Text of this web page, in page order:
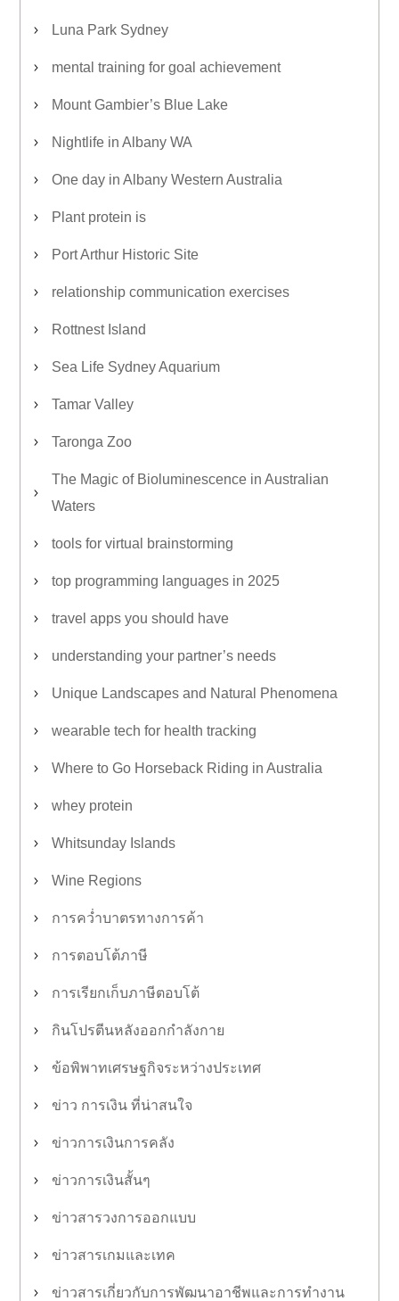
Luna Park Sydney
mental training for goal achievement
Mount Gambier’s Blue Lake
Nightlife in Albany WA
One day in Albany Western Australia
Plant protein is
Port Arthur Historic Site
relationship communication exercises
Rottnest Island
Sea Life Sydney Aquarium
Tamar Valley
Taronga Zoo
The Magic of Bioluminescence in Australian
Waters
tools for virtual brainstorming
top programming languages in 2025
travel apps you should have
understanding your partner’s needs
Unique Landscapes and Natural Phenomena
wearable tech for health tracking
Where to Go Horseback Riding in Australia
whey protein
Whitsunday Islands
Wine Regions
การคว่ำบาตรทางการค้า
การตอบโต้ภาษี
การเรียกเก็บภาษีตอบโต้
กินโปรตีนหลังออกกำลังกาย
ข้อพิพาทเศรษฐกิจระหว่างประเทศ
ข่าว การเงิน ที่น่าสนใจ
ข่าวการเงินการคลัง
ข่าวการเงินสั้นๆ
ข่าวสารวงการออกแบบ
ข่าวสารเกมและเทค
ข่าวสารเกี่ยวกับการพัฒนาอาชีพและการทำงาน